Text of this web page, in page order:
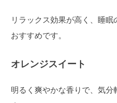
リラックス効果が高く、睡
おすすめです。
オレンジスイート
明るく爽やかな香りで、気